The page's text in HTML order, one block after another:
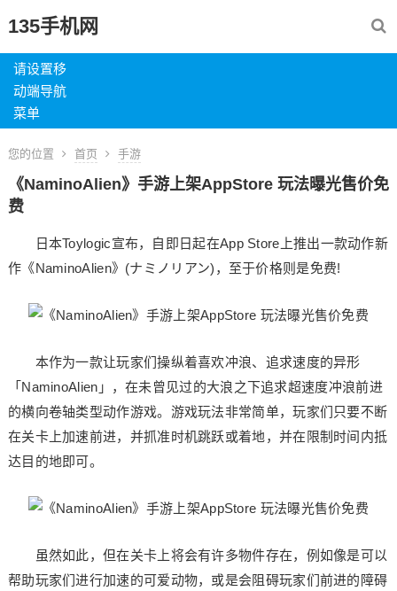
135手机网
请设置移
动端导航
菜单
您的位置 首页 手游
《NaminoAlien》手游上架AppStore 玩法曝光售价免
费
日本Toylogic宣布，自即日起在App Store上推出一款动作新
作《NaminoAlien》(ナミノリアン)，至于价格则是免费!
本作为一款让玩家们操纵着喜欢冲浪、追求速度的异形
「NaminoAlien」，在未曾见过的大浪之下追求超速度冲浪前进
的横向卷轴类型动作游戏。游戏玩法非常简单，玩家们只要不断
在关卡上加速前进，并抓准时机跳跃或着地，并在限制时间内抵
达目的地即可。
虽然如此，但在关卡上将会有许多物件存在，例如像是可以
帮助玩家们进行加速的可爱动物，或是会阻碍玩家们前进的障碍